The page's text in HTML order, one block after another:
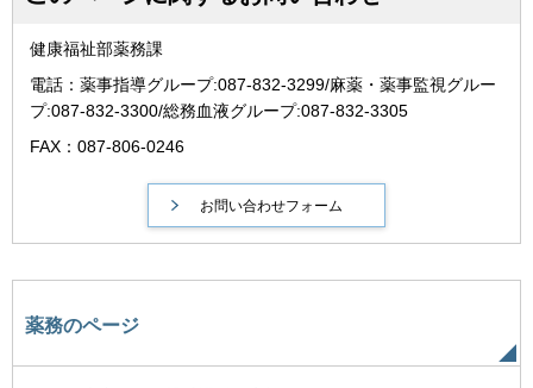
健康福祉部薬務課
電話：薬事指導グループ:087-832-3299/麻薬・薬事監視グルー
プ:087-832-3300/総務血液グループ:087-832-3305
FAX：087-806-0246
薬務のページ